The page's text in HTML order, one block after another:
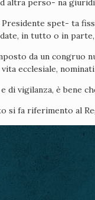
Presidente spet- ta
in tutto o in
da un
ecclesiale,
di vigilanza, è bene
fa riferimento al